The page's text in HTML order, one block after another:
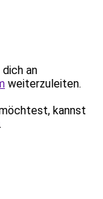
an
weiterzuleiten.
kannst
.